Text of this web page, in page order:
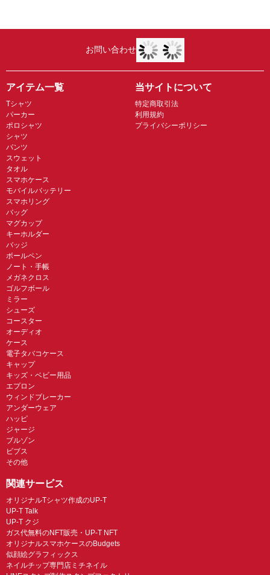
お問い合わせ
アイテム一覧
Tシャツ
パーカー
ポロシャツ
シャツ
パンツ
スウェット
タオル
スマホケース
モバイルバッテリー
スマホリング
バッグ
マグカップ
キーホルダー
バッジ
ボールペン
ノート・手帳
メガネクロス
ゴルフボール
ミラー
シューズ
コースター
オーディオ
ケース
電子タバコケース
キャップ
キッズ・ベビー用品
エプロン
ウィンドブレーカー
アンダーウェア
ハッピ
ジャージ
ブルゾン
ビブス
その他
当サイトについて
特定商取引法
利用規約
プライバシーポリシー
関連サービス
オリジナルTシャツ作成のUP-T
UP-T Talk
UP-T クジ
ガス代無料のNFT販売・UP-T NFT
オリジナルスマホケースのBudgets
似顔絵グラフィックス
ネイルチップ専門店ミチネイル